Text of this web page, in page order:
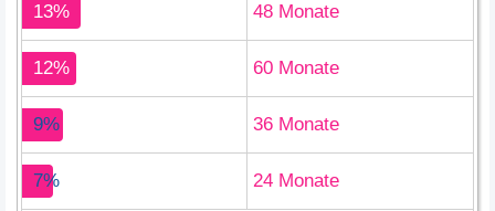
13% 48 Monate
12% 60 Monate
9% 36 Monate
7%
24 Monate